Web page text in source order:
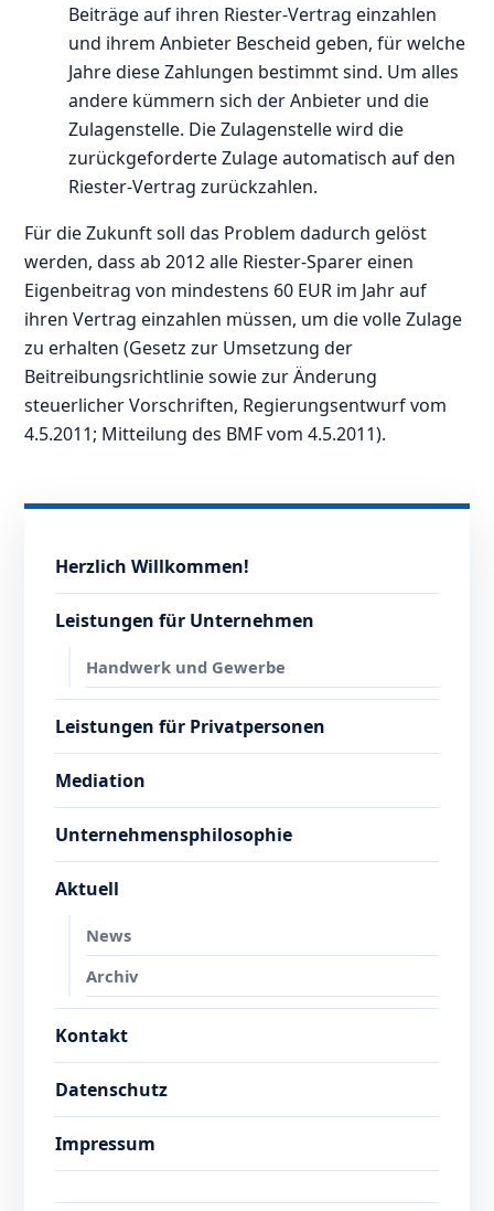
Beiträge auf ihren Riester-Vertrag einzahlen
und ihrem Anbieter Bescheid geben, für welche
Jahre diese Zahlungen bestimmt sind. Um alles
andere kümmern sich der Anbieter und die
Zulagenstelle. Die Zulagenstelle wird die
zurückgeforderte Zulage automatisch auf den
Riester-Vertrag zurückzahlen.
Für die Zukunft soll das Problem dadurch gelöst
werden, dass ab 2012 alle Riester-Sparer einen
Eigenbeitrag von mindestens 60 EUR im Jahr auf
ihren Vertrag einzahlen müssen, um die volle Zulage
zu erhalten (Gesetz zur Umsetzung der
Beitreibungsrichtlinie sowie zur Änderung
steuerlicher Vorschriften, Regierungsentwurf vom
4.5.2011; Mitteilung des BMF vom 4.5.2011).
Herzlich Willkommen!
Leistungen für Unternehmen
Handwerk und Gewerbe
Leistungen für Privatpersonen
Mediation
Unternehmensphilosophie
Aktuell
News
Archiv
Kontakt
Datenschutz
Impressum